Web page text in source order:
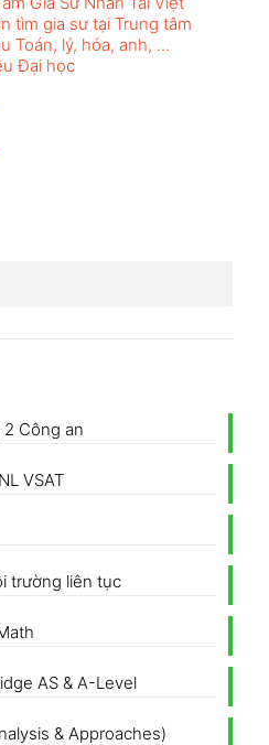
tìm gia sư tại Trung tâm
Toán, lý, hóa, anh, ...
Đại học
Công an
VSAT
trường liên tục
AS & A-Level
& Approaches)